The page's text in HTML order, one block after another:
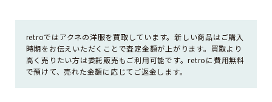
retroではアクネの洋服を買取しています。新しい商品はご購入
時期をお伝えいただくことで査定金額が上がります。買取より
高く売りたい方は委託販売もご利用可能です。retroに費用無料
で預けて、売れた金額に応じてご返金します。